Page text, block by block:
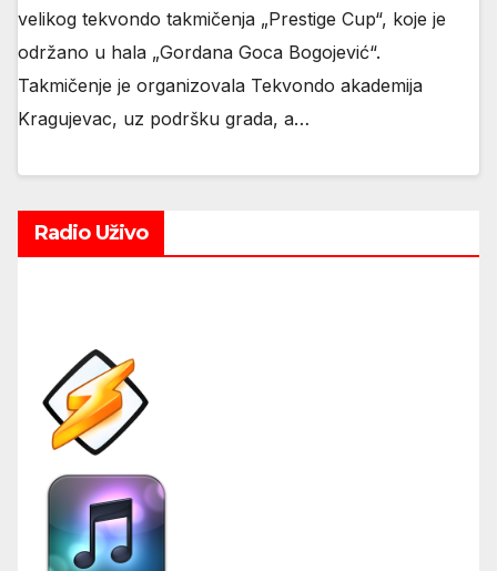
velikog tekvondo takmičenja „Prestige Cup“, koje je
održano u hala „Gordana Goca Bogojević“.
Takmičenje je organizovala Tekvondo akademija
Kragujevac, uz podršku grada, a…
Radio Uživo